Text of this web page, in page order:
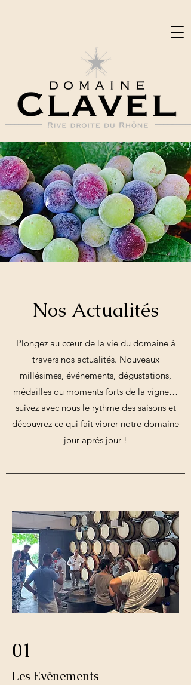
Nos Actualités
Plongez au cœur de la vie du domaine à
travers nos actualités. Nouveaux
millésimes, événements, dégustations,
médailles ou moments forts de la vigne…
suivez avec nous le rythme des saisons et
découvrez ce qui fait vibrer notre domaine
jour après jour !
01
Les Evènements